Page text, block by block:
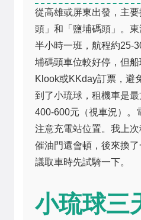
從高雄或屏東出發，主
頭」和「鹽埔碼頭」。
半小時一班，航程約25-
埔碼頭車位較好停，但
Klook或KKday訂票，避
到了小琉球，租機車是
400-600元（視車況）。
注意充電站位置。我上次
催油門還會頓，後來換
議取車時先試騎一下。
小琉球三